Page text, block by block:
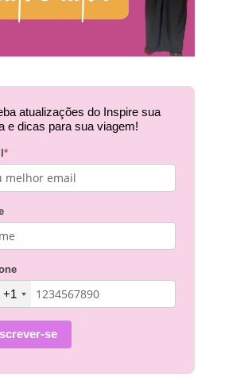
atualizações do Inspire sua
e dicas para sua viagem!
*
+1
se